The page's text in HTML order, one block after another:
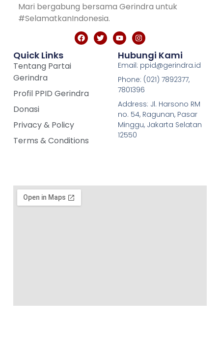
Mari bergabung bersama Gerindra untuk
#SelamatkanIndonesia.
Quick Links
Tentang Partai
Gerindra
Profil PPID Gerindra
Donasi
Privacy & Policy
Terms & Conditions
Hubungi Kami
Email: ppid@gerindra.id
Phone: (021) 7892377,
7801396
Address: Jl. Harsono RM
no. 54, Ragunan, Pasar
Minggu, Jakarta Selatan
12550